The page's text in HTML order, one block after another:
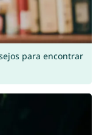
para encontrar